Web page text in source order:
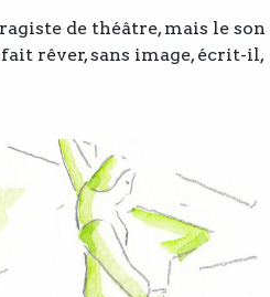
de théâtre, mais le son
rêver, sans image, écrit-il,